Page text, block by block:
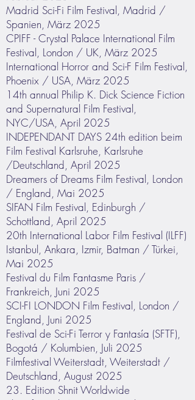
Madrid Sci-Fi Film Festival, Madrid /
Spanien, März 2025
CPIFF - Crystal Palace International Film
Festival, London / UK, März 2025
International Horror and Sci-F Film Festival,
Phoenix / USA, März 2025
14th annual Philip K. Dick Science Fiction
and Supernatural Film Festival,
NYC/USA, April 2025
INDEPENDANT DAYS 24th edition beim
Film Festival Karlsruhe, Karlsruhe
/Deutschland, April 2025
Dreamers of Dreams Film Festival, London
/ England, Mai 2025
SIFAN Film Festival, Edinburgh /
Schottland, April 2025
20th International Labor Film Festival (ILFF)
Istanbul, Ankara, Izmir, Batman / Türkei,
Mai 2025
Festival du Film Fantasme Paris /
Frankreich, Juni 2025
SCI-FI LONDON Film Festival, London /
England, Juni 2025
Festival de Sci-Fi Terror y Fantasía (SFTF),
Bogotá / Kolumbien, Juli 2025
Filmfestival Weiterstadt, Weiterstadt /
Deutschland, August 2025
23. Edition Shnit Worldwide